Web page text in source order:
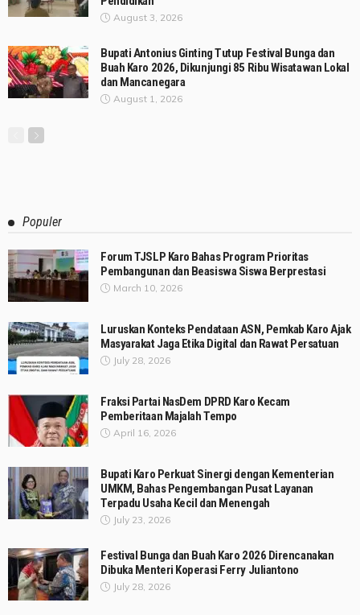
August 3, 2026
Bupati Antonius Ginting Tutup Festival Bunga dan
Buah Karo 2026, Dikunjungi 85 Ribu Wisatawan Lokal
dan Mancanegara
August 1, 2026
Populer
Forum TJSLP Karo Bahas Program Prioritas
Pembangunan dan Beasiswa Siswa Berprestasi
March 10, 2026
Luruskan Konteks Pendataan ASN, Pemkab Karo Ajak
Masyarakat Jaga Etika Digital dan Rawat Persatuan
July 28, 2026
Fraksi Partai NasDem DPRD Karo Kecam
Pemberitaan Majalah Tempo
April 16, 2026
Bupati Karo Perkuat Sinergi dengan Kementerian
UMKM, Bahas Pengembangan Pusat Layanan
Terpadu Usaha Kecil dan Menengah
July 23, 2026
Festival Bunga dan Buah Karo 2026 Direncanakan
Dibuka Menteri Koperasi Ferry Juliantono
July 28, 2026